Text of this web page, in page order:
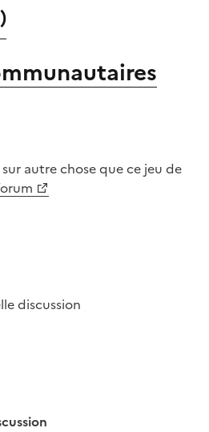
)
autre chose quece jeu de
discussion